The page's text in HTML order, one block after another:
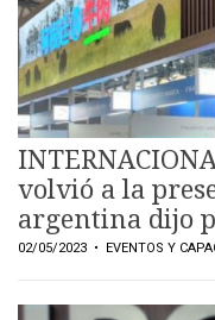
volvió a la
argentina dijo
02/05/2023 • EVENTOS Y